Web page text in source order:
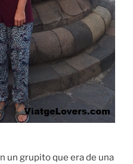
un grupito que era de una